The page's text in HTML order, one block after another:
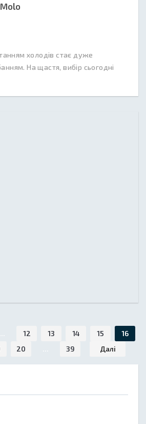
холодів стає дуже
На щастя, вибір сьогодні
12 13 14 15
16
20 39 Далі